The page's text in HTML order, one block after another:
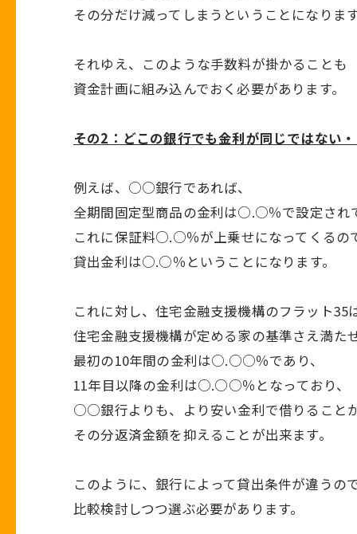
その分だけ減ってしまうということになります
それゆえ、このような手数料が掛かることも
資金計画に組み込んでおく必要があります。
その2 ：どこの銀行でも金利が同じではない・
例えば、○○銀行であれば、
全期間固定型商品の金利は○.○％で設定され
これに保証料○.○％が上乗せになってくるの
貸出金利は○.○％ということになります。
これに対し、住宅金融支援機構のフラット35
住宅金融支援機構が定める家の基準さえ満たせ
最初の10年間の金利は○.○○％であり、
11年目以降の金利は○.○○％となっており、
○○銀行よりも、より安い金利で借りることが
その分返済金額を抑えることが出来ます。
このように、銀行によって貸出条件が違うので
比較検討しつつ選ぶ必要があります。